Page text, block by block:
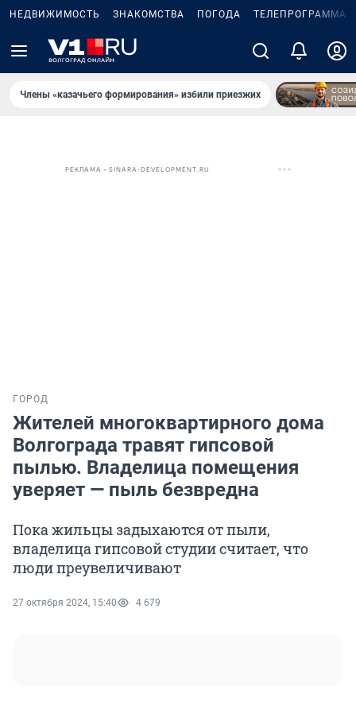
НЕДВИЖИМОСТЬ ЗНАКОМСТВА ПОГОДА ТЕЛЕПРОГРАММА
Члены «казачьего формирования» избили приезжих
РЕКЛАМА • SINARA-DEVELOPMENT.RU
ГОРОД
Жителей многоквартирного дома
Волгограда травят гипсовой
пылью. Владелица помещения
уверяет — пыль безвредна
Пока жильцы задыхаются от пыли,
владелица гипсовой студии считает, что
люди преувеличивают
27 октября 2024, 15:40 4 679